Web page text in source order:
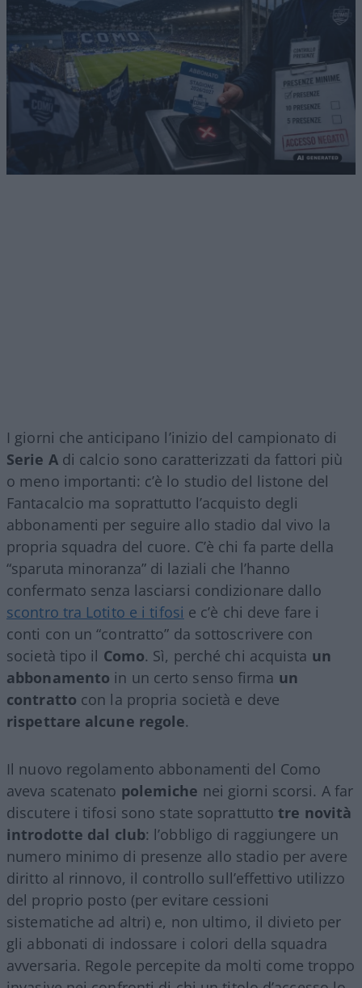
I giorni che anticipano l’inizio del campionato di
Serie Adi calcio sono caratterizzati da fattori più
o meno importanti: c’è lo studio del listone del
Fantacalcio ma soprattutto l’acquisto degli
abbonamenti per seguire allo stadio dal vivo la
propria squadra del cuore. C’è chi fa parte della
“sparuta minoranza” di laziali che l’hanno
confermato senza lasciarsi condizionare dallo
scontro tra Lotito e i tifosi e c’è chi deve fare i
conti con un “contratto” da sottoscrivere con
società tipo il Como. Sì, perché chi acquista un
abbonamento in un certo senso firma un
contratto con la propria società e deve
rispettare alcune regole.
Il nuovo regolamento abbonamenti del Como
aveva scatenato polemiche nei giorni scorsi. A far
discutere i tifosi sono state soprattutto tre novità
introdotte dal club: l’obbligo di raggiungere un
numero minimo di presenze allo stadio per avere
diritto al rinnovo, il controllo sull’effettivo utilizzo
del proprio posto (per evitare cessioni
sistematiche ad altri) e, non ultimo, il divieto per
gli abbonati di indossare i colori della squadra
avversaria. Regole percepite da molti come troppo